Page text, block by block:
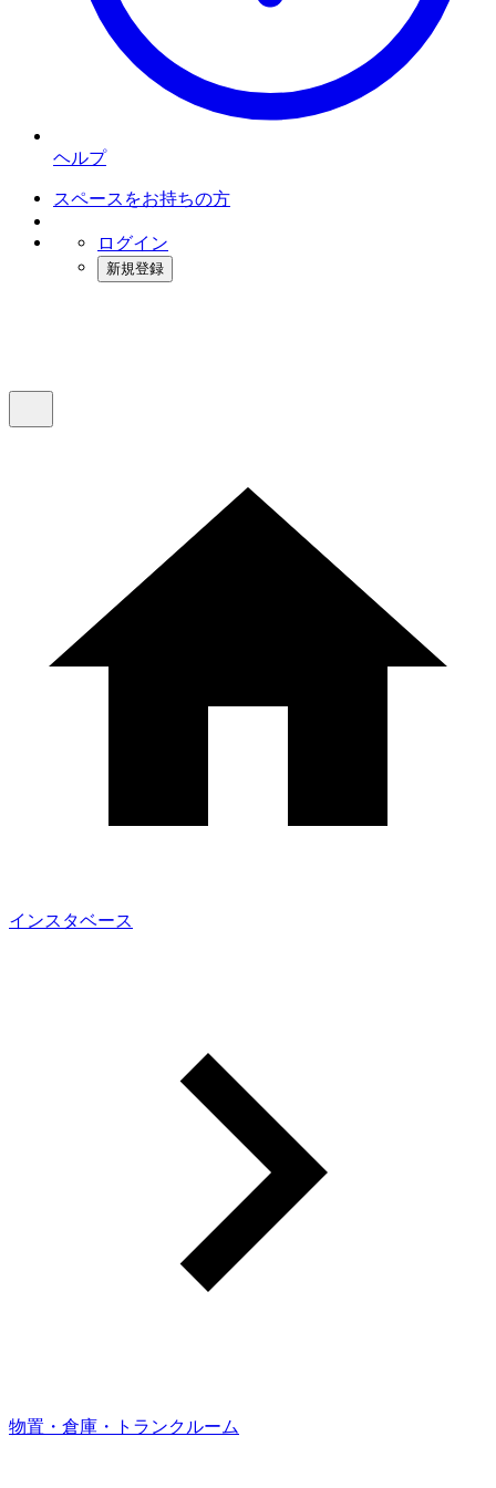
ヘルプ
スペースをお持ちの方
ログイン
新規登録
インスタベース
物置・倉庫・トランクルーム